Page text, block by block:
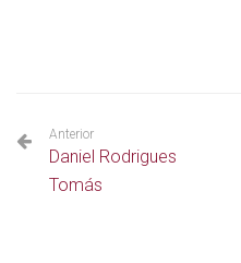
Anterior
Daniel Rodrigues
Tomás